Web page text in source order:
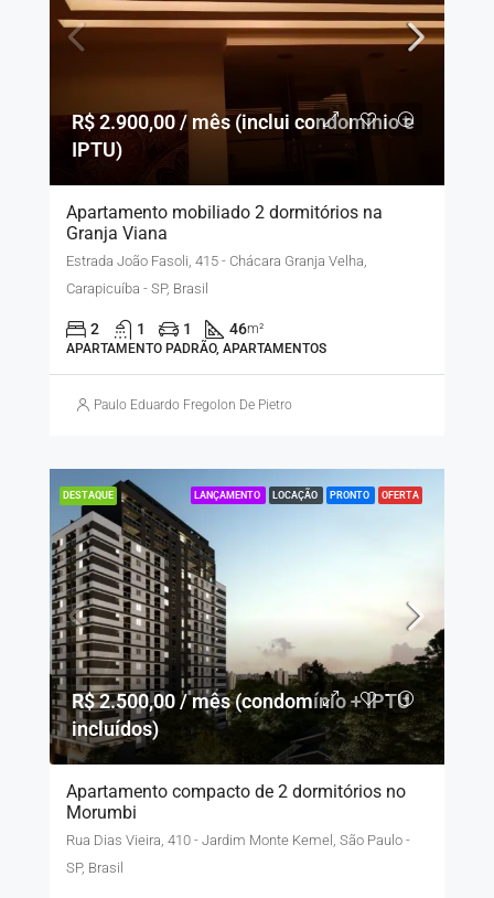
R$ 2.900,00 / mês (inclui condomínio e
IPTU)
Apartamento mobiliado 2 dormitórios na
Granja Viana
Estrada João Fasoli, 415 - Chácara Granja Velha,
Carapicuíba - SP, Brasil
2 1 1 46m²
APARTAMENTO PADRÃO, APARTAMENTOS
Paulo Eduardo Fregolon De Pietro
DESTAQUE LANÇAMENTO LOCAÇÃO PRONTO OFERTA
R$ 2.500,00 / mês (condomínio + IPTU
incluídos)
Apartamento compacto de 2 dormitórios no
Morumbi
Rua Dias Vieira, 410 - Jardim Monte Kemel, São Paulo -
SP, Brasil